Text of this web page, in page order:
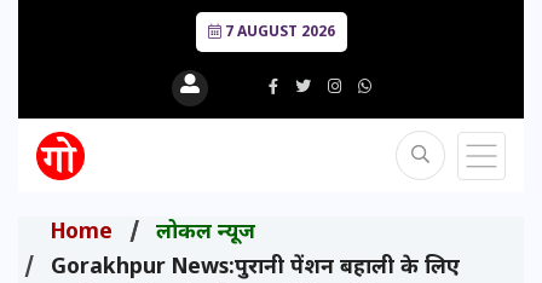
7 AUGUST 2026
Home
लोकल न्यूज
Gorakhpur News:पुरानी पेंशन बहाली के लिए